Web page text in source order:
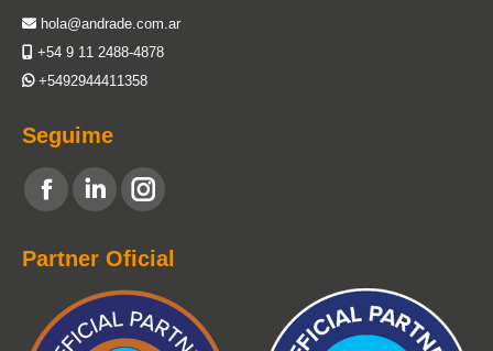
hola@andrade.com.ar
+54 9 11 2488-4878
+5492944411358
Seguime
Encuéntranos en:
Facebook
opens
new
window
Linkedin
opens
new
window
Instagram
opens
in
new
window
Partner Oficial